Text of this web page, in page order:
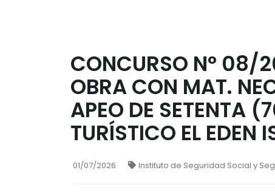
CONCURSO N° 08/
OBRA CON MAT.
APEO DE SETENTA
TURÍSTICO EL EDEN
01/07/2026 Instituto de Seguridad Social y